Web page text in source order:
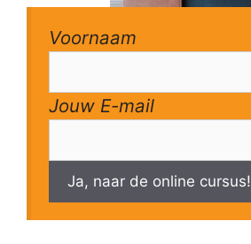
Voornaam
Jouw E-mail
Ja, naar de online cursus!